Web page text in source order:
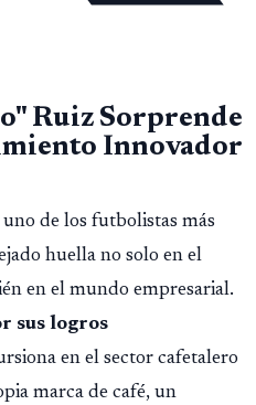
Ruiz Sorprende
Innovador
uno de los futbolistas más
huella no solo en el
en el mundo empresarial.
sus logros
en el sector cafetalero
marca de café, un